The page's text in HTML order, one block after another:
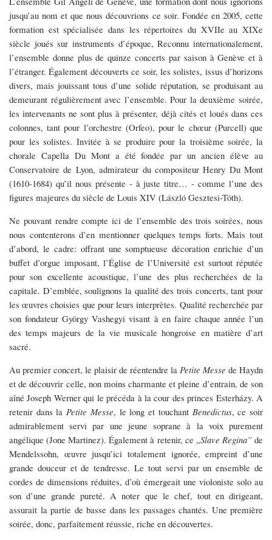
jusqu’au nom et que nous découvrions ce soir. Fondée en 2005, cette
formation est spécialisée dans les répertoires du XVIIe au XIXe
siècle joués sur instruments d’époque, Reconnu internationalement,
l’ensemble donne plus de quinze concerts par saison à Genève et à
l’étranger. Également découverts ce soir, les solistes, issus d’horizons
divers, mais jouissant tous d’une solide réputation, se produisant au
demeurant régulièrement avec l’ensemble. Pour la deuxième soirée,
les intervenants ne sont plus à présenter, déjà cités et loués dans ces
colonnes, tant pour l’orchestre (Orfeo), pour le chœur (Purcell) que
pour les solistes. Invitée à se produire pour la troisième soirée, la
chorale Capella Du Mont a été fondée par un ancien élève au
Conservatoire de Lyon, admirateur du compositeur Henry Du Mont
(1610-1684) qu’il nous présente - à juste titre… - comme l’une des
figures majeures du siècle de Louis XIV (László Gesztesi-Tóth).
Ne pouvant rendre compte ici de l’ensemble des trois soirées, nous
nous contenterons d’en mentionner quelques temps forts. Mais tout
d’abord, le cadre: offrant une somptueuse décoration enrichie d’un
buffet d’orgue imposant, l’Église de l’Université est surtout réputée
pour son excellente acoustique, l’une des plus recherchées de la
capitale. D’emblée, soulignons la qualité des trois concerts, tant pour
les œuvres choisies que pour leurs interprètes. Qualité recherchée par
son fondateur György Vashegyi visant à en faire chaque année l’un
des temps majeurs de la vie musicale hongroise en matière d’art
sacré.
Au premier concert, le plaisir de réentendre la Petite Messe de Haydn
et de découvrir celle, non moins charmante et pleine d’entrain, de son
aîné Joseph Werner qui le précéda à la cour des princes Esterházy. A
retenir dans laPetite Messe, le long et touchant Benedictus, ce soir
admirablement servi par une jeune soprane à la voix purement
angélique (Jone Martinez). Également à retenir, ce „Slave Regina”de
Mendelssohn, œuvre jusqu’ici totalement ignorée, empreint d’une
grande douceur et de tendresse. Le tout servi par un ensemble de
cordes de dimensions réduites, d’où émergeait une violoniste solo au
son d’une grande pureté. A noter que le chef, tout en dirigeant,
assurait la partie de basse dans les passages chantés. Une première
soirée, donc, parfaitement réussie, riche en découvertes.